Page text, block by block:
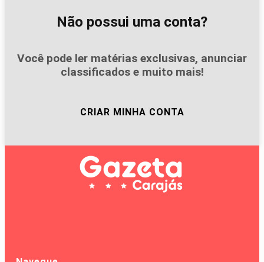
Não possui uma conta?
Você pode ler matérias exclusivas, anunciar
classificados e muito mais!
CRIAR MINHA CONTA